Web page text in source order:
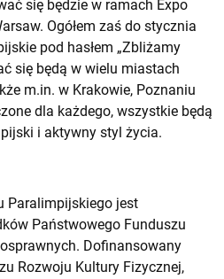
się będzie w ramach Expo
Ogółem zaś do stycznia
pod hasłem „Zbliżamy
się będą w wielu miastach
m.in. w Krakowie, Poznaniu
dla każdego, wszystkie będą
i aktywny styl życia.
Paralimpijskiego jest
Państwowego Funduszu
Dofinansowany
Rozwoju Kultury Fizycznej,